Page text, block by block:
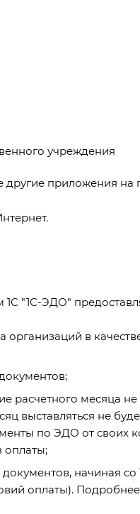
учреждения
приложения на
"1С-ЭДО"
организаций в
расчетного месяца
выставляться не
по ЭДО от своих
оплаты;
начиная со
оплаты).